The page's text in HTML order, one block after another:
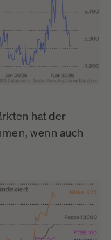
hat der
wenn auch